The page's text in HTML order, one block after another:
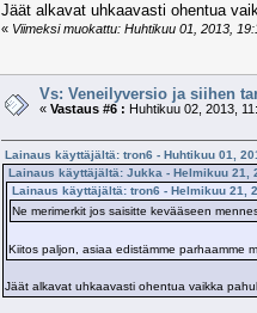
Jäät alkavat uhkaavasti ohentua
« Viimeksi muokattu: Huhtikuu 01, 2013,
Vs: Veneilyversio ja siihen
«Vastaus #6 : Huhtikuu 02, 2013,
Lainaus käyttäjältä: tron6 - Huhtikuu 01,
Lainaus käyttäjältä: Jukka - Helmikuu 21,
Lainaus käyttäjältä: tron6 - Helmikuu 21,
Ne merimerkit jos saisitte kevääseen
Kiitos paljon, asiaa edistämme parhaamme
Jäät alkavat uhkaavasti ohentua vaikka